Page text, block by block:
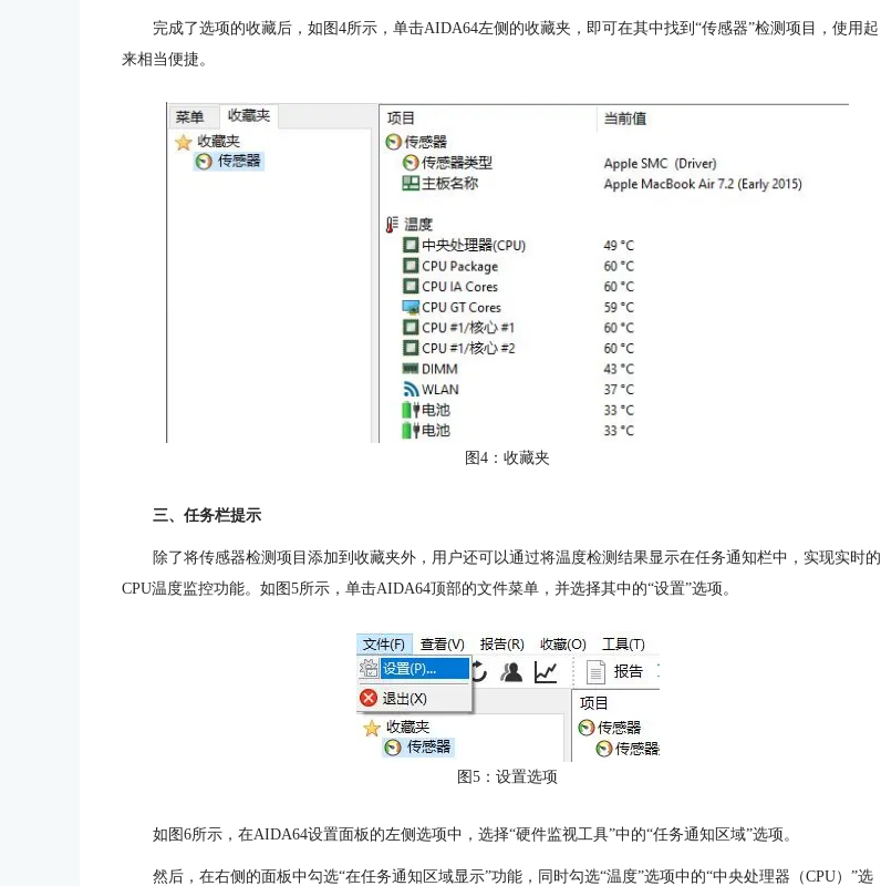
完成了选项的收藏后，如图4所示，单击AIDA64左侧的收藏夹，即可在其中找到“传感器”检测项目，使用起
来相当便捷。
图4：收藏夹
三、任务栏提示
除了将传感器检测项目添加到收藏夹外，用户还可以通过将温度检测结果显示在任务通知栏中，实现实时的
CPU温度监控功能。如图5所示，单击AIDA64顶部的文件菜单，并选择其中的“设置”选项。
图5：设置选项
如图6所示，在AIDA64设置面板的左侧选项中，选择“硬件监视工具”中的“任务通知区域”选项。
然后，在右侧的面板中勾选“在任务通知区域显示”功能，同时勾选“温度”选项中的“中央处理器（CPU）”选